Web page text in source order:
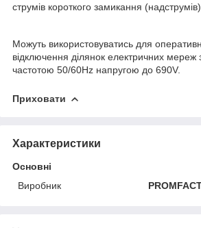
струмів короткого замикання (надструмів).
Можуть використовуватись для
відключення ділянок електричних мереж
частотою 50/60Hz напругою до 690V.
Приховати
Характеристики
Основні
Виробник